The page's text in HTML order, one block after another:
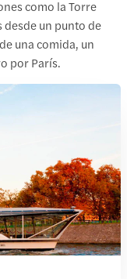
como la Torre
desde un punto de
una comida, un
por París.